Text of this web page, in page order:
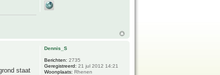
staat
Dennis_S
Berichten: 2735
Geregistreerd: 21 jul 2012 14:21
Woonplaats: Rhenen